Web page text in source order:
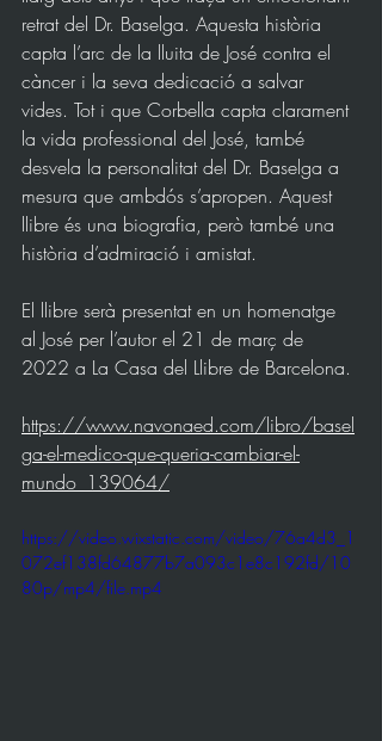
retrat del Dr. Baselga. Aquesta història
capta l’arc de la lluita de José contra el
càncer i la seva dedicació a salvar
vides. Tot i que Corbella capta clarament
la vida professional del José, també
desvela la personalitat del Dr. Baselga a
mesura que ambdós s’apropen. Aquest
llibre és una biografia, però també una
història d’admiració i amistat.
El llibre serà presentat en un homenatge
al José per l’autor el 21 de març de
2022 a La Casa del Llibre de Barcelona.
https://www.navonaed.com/libro/basel
ga-el-medico-que-queria-cambiar-el-
mundo_139064/
https://video.wixstatic.com/video/76a4d3_1
072ef138fd64877b7a093c1e8c192fd/10
80p/mp4/file.mp4